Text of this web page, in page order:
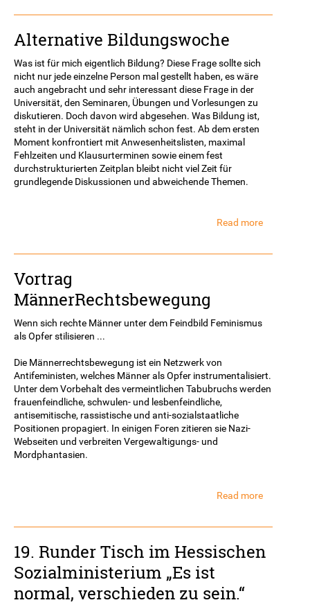
Alternative Bildungswoche
Was ist für mich eigentlich Bildung? Diese Frage sollte sich
nicht nur jede einzelne Person mal gestellt haben, es wäre
auch angebracht und sehr interessant diese Frage in der
Universität, den Seminaren, Übungen und Vorlesungen zu
diskutieren. Doch davon wird abgesehen. Was Bildung ist,
steht in der Universität nämlich schon fest. Ab dem ersten
Moment konfrontiert mit Anwesenheitslisten, maximal
Fehlzeiten und Klausurterminen sowie einem fest
durchstrukturierten Zeitplan bleibt nicht viel Zeit für
grundlegende Diskussionen und abweichende Themen.
Read more
Vortrag
MännerRechtsbewegung
Wenn sich rechte Männer unter dem Feindbild Feminismus
als Opfer stilisieren ...
Die Männerrechtsbewegung ist ein Netzwerk von
Antifeministen, welches Männer als Opfer instrumentalisiert.
Unter dem Vorbehalt des vermeintlichen Tabubruchs werden
frauenfeindliche, schwulen- und lesbenfeindliche,
antisemitische, rassistische und anti-sozialstaatliche
Positionen propagiert. In einigen Foren zitieren sie Nazi-
Webseiten und verbreiten Vergewaltigungs- und
Mordphantasien.
Read more
19. Runder Tisch im Hessischen
Sozialministerium „Es ist
normal, verschieden zu sein.“